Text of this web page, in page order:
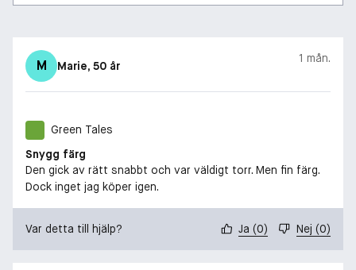
M Marie, 50 år
1 mån.
Green Tales
Snygg färg
Den gick av rätt snabbt och var väldigt torr. Men fin färg.
Dock inget jag köper igen.
Var detta till hjälp? Ja (0) Nej (0)